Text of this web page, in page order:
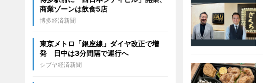
商業ゾーンは飲食5店
博多経済新聞
東京メトロ「銀座線」ダイヤ改正で増
発 日中は3分間隔で運行へ
シブヤ経済新聞